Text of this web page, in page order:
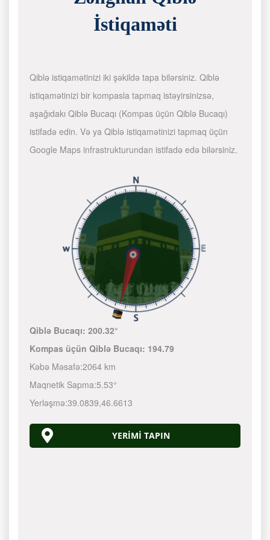
İstiqaməti
Qiblə istiqamətinizi iki şəkildə tapa bilərsiniz. Qiblə
istiqamətinizi bir kompasla tapmaq istəyirsinizsə,
aşağıdakı Qiblə Bucaqı (Kompas üçün Qiblə Bucaqı)
istifadə edin. Və ya Qiblə istiqamətinizi tapmaq üçün
Google Maps infrastrukturundan istifadə edə bilərsiniz.
Qiblə Bucaqı:200.32°
Kompas üçün Qiblə Bucaqı: 194.79
Kəbə Məsafə:2064 km
Maqnetik Sapma:5.53°
Yerləşmə:39.0839,46.6613
YERIMI TAPIN